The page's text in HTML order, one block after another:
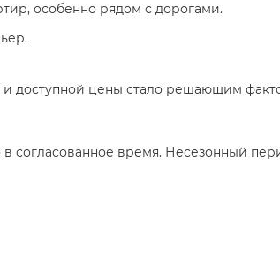
особенно рядом с дорогами.
и доступной цены стало решающим
в согласованное время. Несезонный